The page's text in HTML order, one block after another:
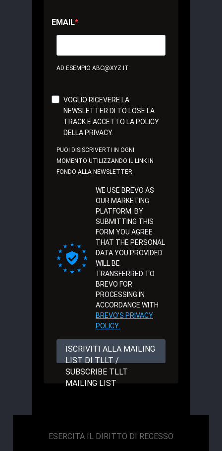
EMAIL
AD ESEMPIO ABC@XYZ.IT
VOGLIO RICEVERE LA
NEWSLETTER DI TO LOSE LA
TRACK E ACCETTO LA POLICY
DELLA PRIVACY.
PUOI DISISCRIVERTI IN OGNI
MOMENTO UTILIZZANDO IL LINK IN
FONDO ALLA NEWSLETTER.
WE USE BREVO AS
OUR MARKETING
PLATFORM. BY
SUBMITTING THIS
FORM YOU AGREE
THAT THE PERSONAL
DATA YOU PROVIDED
WILL BE
TRANSFERRED TO
BREVO FOR
PROCESSING IN
ACCORDANCE WITH
BREVO'S PRIVACY
POLICY.
ISCRIVITI ALLA MAILING
LIST DI TLLT /
SUBSCRIBE TLLT
MAILING LIST
ESERCITA IL DIRITTO DI RECESSO